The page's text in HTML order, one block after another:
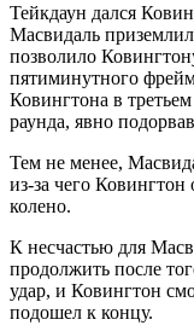
Тейкдаун дался
Масвидаль
позволило
пятиминутного
Ковингтона в
раунда, явно
Тем не менее,
из-за чего Ковингтон
колено.
К несчастью для
продолжить после
удар, и Ковингтон
подошел к концу.